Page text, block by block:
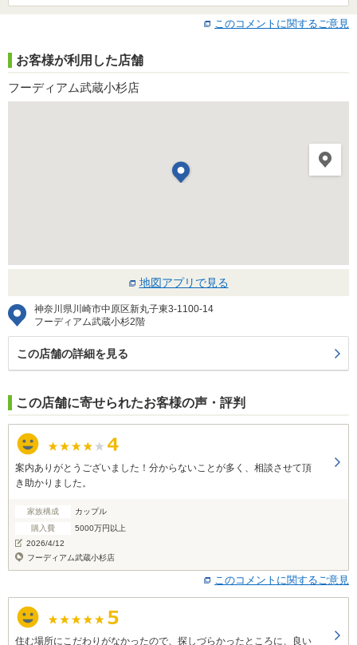
このコメントに関するご意見
お客様が利用した店舗
フーディアム武蔵小杉店
地図アプリで見る
神奈川県川崎市中原区新丸子東3-1100-14
フーディアム武蔵小杉2階
この店舗の詳細を見る
この店舗に寄せられたお客様の声・評判
案内ありがとうございました！分からないことが多く、相談させて頂
き助かりました。
家族構成
カップル
購入費
5000万円以上
2026/4/12
フーディアム武蔵小杉店
このコメントに関するご意見
住む場所にこだわりがなかったので、探しづらかったところに、良い